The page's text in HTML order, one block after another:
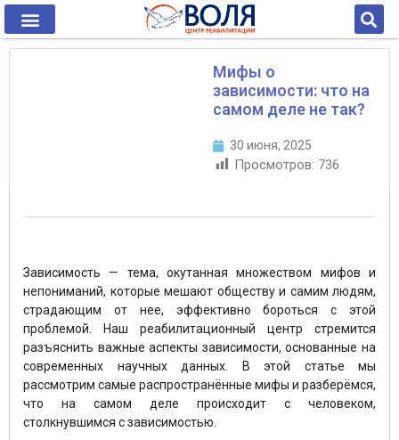
Мифы о
зависимости: что на
самом деле не так?
30 июня, 2025
Просмотров: 736
Зависимость — тема, окутанная множеством мифов и
непониманий, которые мешают обществу и самим людям,
страдающим от нее, эффективно бороться с этой
проблемой. Наш реабилитационный центр стремится
разъяснить важные аспекты зависимости, основанные на
современных научных данных. В этой статье мы
рассмотрим самые распространённые мифы и разберёмся,
что на самом деле происходит с человеком,
столкнувшимся с зависимостью.